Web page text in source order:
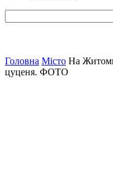
Головна Місто На
цуценя. ФОТО